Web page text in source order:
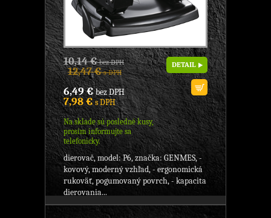
10,14 €bez DPH
12,47 €s DPH
6,49 €bez DPH
7,98 €s DPH
Na sklade sú posledné kusy,
prosím informujte sa
telefonicky.
DETAIL
dierovač, model: P6, značka: GENMES, -
kovový, moderný vzhľad, - ergonomická
rukoväť, pogumovaný povrch, - kapacita
dierovania...